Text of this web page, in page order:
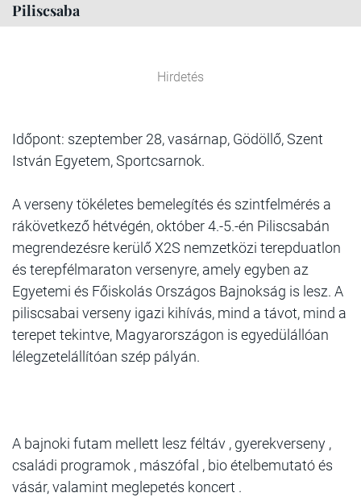
Piliscsaba
Hirdetés
Időpont: szeptember 28, vasárnap, Gödöllő, Szent
István Egyetem, Sportcsarnok.
A verseny tökéletes bemelegítés és szintfelmérés a
rákövetkező hétvégén, október 4.-5.-én Piliscsabán
megrendezésre kerülő X2S nemzetközi terepduatlon
és terepfélmaraton versenyre, amely egyben az
Egyetemi és Főiskolás Országos Bajnokság is lesz. A
piliscsabai verseny igazi kihívás, mind a távot, mind a
terepet tekintve, Magyarországon is egyedülállóan
lélegzetelállítóan szép pályán.
A bajnoki futam mellett lesz féltáv , gyerekverseny ,
családi programok , mászófal , bio ételbemutató és
vásár, valamint meglepetés koncert .